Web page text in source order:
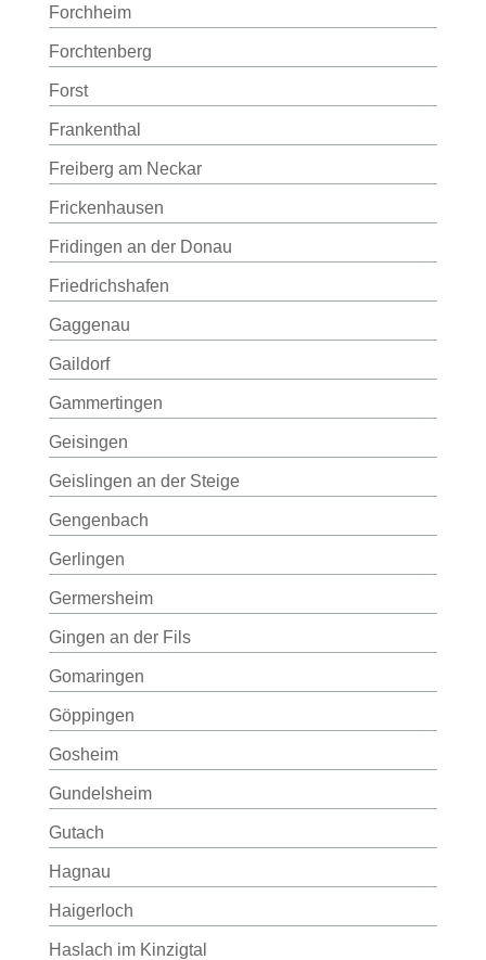
Forchheim
Forchtenberg
Forst
Frankenthal
Freiberg am Neckar
Frickenhausen
Fridingen an der Donau
Friedrichshafen
Gaggenau
Gaildorf
Gammertingen
Geisingen
Geislingen an der Steige
Gengenbach
Gerlingen
Germersheim
Gingen an der Fils
Gomaringen
Göppingen
Gosheim
Gundelsheim
Gutach
Hagnau
Haigerloch
Haslach im Kinzigtal